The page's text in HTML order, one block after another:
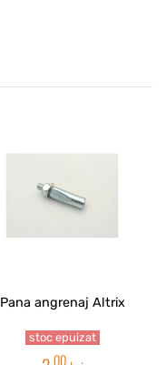
Pana angrenaj Altrix
stoc epuizat
00